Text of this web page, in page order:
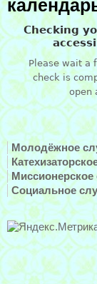
Молодёжное
Миссионерское
Социальное